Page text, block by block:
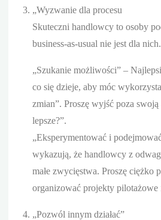
„Wyzwanie dla procesu
Skuteczni handlowcy to osoby
business-as-usual nie jest dla
„Szukanie możliwości” –
co się dzieje, aby móc
zmian”. Proszę wyjść poza
lepsze?”.
„Eksperymentować i
wykazują, że handlowcy z
małe zwycięstwa. Proszę ciężko
organizować projekty pilotażowe
„Pozwól innym działać”